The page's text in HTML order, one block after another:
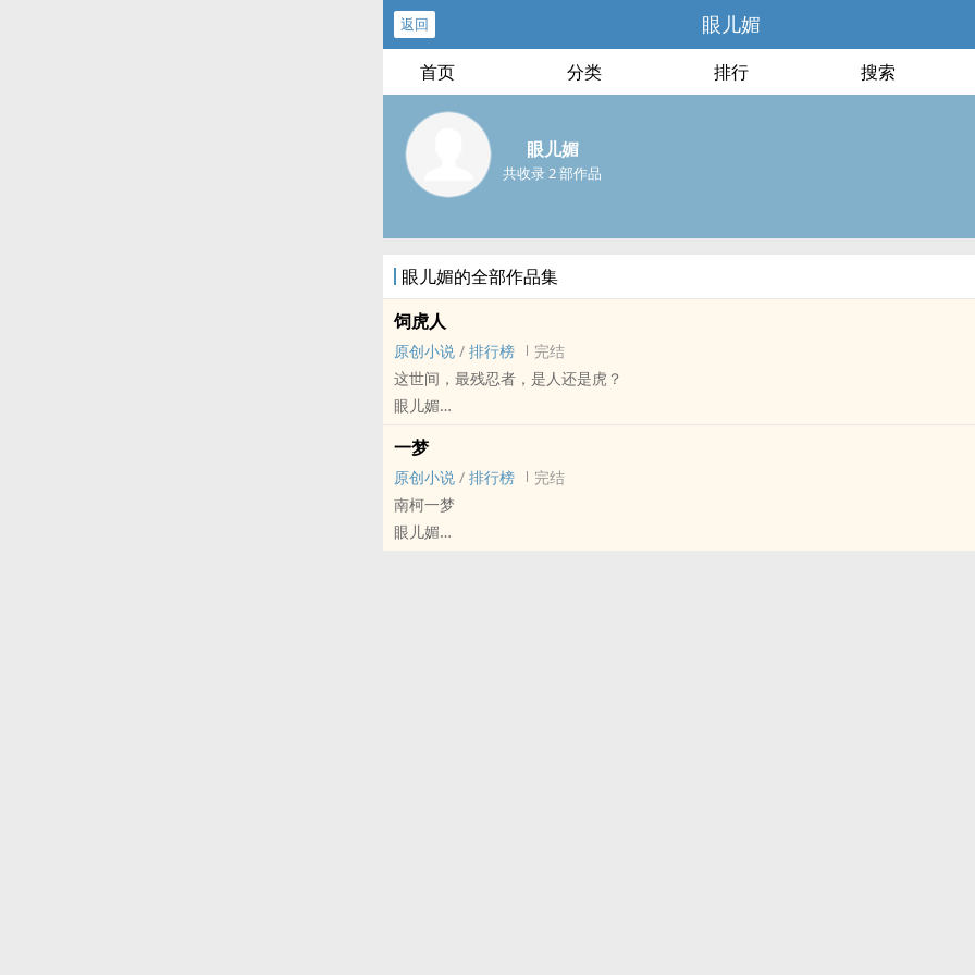
返回 眼儿媚
首页 分类 排行 搜索
眼儿媚
共收录 2 部作品
眼儿媚的全部作品集
饲虎人
原创小说 / 排行榜
完结
这世间，最残忍者，是人还是虎？
眼儿媚
古代 - BE - 重口 - ‍‌人‍‌兽‍
人世间你情我爱，
竟只是泡影一场……
他被伤了心，绝了念。
一梦
原创小说 / 排行榜
完结
南柯一梦
眼儿媚